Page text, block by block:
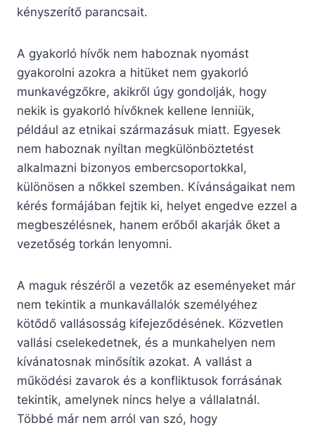
kényszerítő parancsait.
A gyakorló hívők nem haboznak nyomást
gyakorolni azokra a hitüket nem gyakorló
munkavégzőkre, akikről úgy gondolják, hogy
nekik is gyakorló hívőknek kellene lenniük,
például az etnikai származásuk miatt. Egyesek
nem haboznak nyíltan megkülönböztetést
alkalmazni bizonyos embercsoportokkal,
különösen a nőkkel szemben. Kívánságaikat nem
kérés formájában fejtik ki, helyet engedve ezzel a
megbeszélésnek, hanem erőből akarják őket a
vezetőség torkán lenyomni.
A maguk részéről a vezetők az eseményeket már
nem tekintik a munkavállalók személyéhez
kötődő vallásosság kifejeződésének. Közvetlen
vallási cselekedetnek, és a munkahelyen nem
kívánatosnak minősítik azokat. A vallást a
működési zavarok és a konfliktusok forrásának
tekintik, amelynek nincs helye a vállalatnál.
Többé már nem arról van szó, hogy